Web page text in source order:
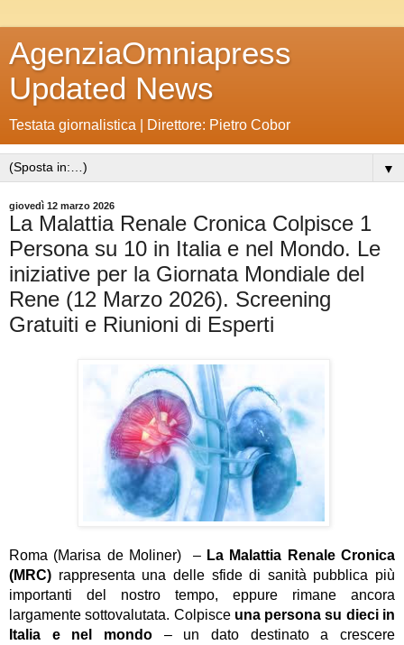
AgenziaOmniapress
Updated News
Testata giornalistica | Direttore: Pietro Cobor
▼
giovedì 12 marzo 2026
La Malattia Renale Cronica Colpisce 1
Persona su 10 in Italia e nel Mondo. Le
iniziative per la Giornata Mondiale del
Rene (12 Marzo 2026). Screening
Gratuiti e Riunioni di Esperti
Roma (Marisa de Moliner)  – La Malattia Renale Cronica
(MRC) rappresenta una delle sfide di sanità pubblica più
importanti del nostro tempo, eppure rimane ancora
largamente sottovalutata. Colpisce una persona su dieci in
Italia e nel mondo – un dato destinato a crescere